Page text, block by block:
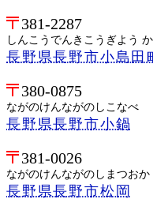
381-2287
しんこうでんきこうぎよう
長野県長野市小島田
380-0875
ながのけんながのしこなべ
長野県長野市小鍋
381-0026
ながのけんながのしまつおか
長野県長野市松岡